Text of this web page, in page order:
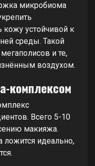
микробиома
кожу устойчивой к
среды. Такой
и те,
воздухом.
комплексом
Всего 5-10
макияжа.
ложится идеально,